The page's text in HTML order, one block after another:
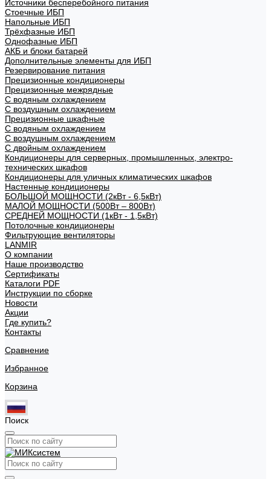
Источники бесперебойного питания
Стоечные ИБП
Напольные ИБП
Трёхфазные ИБП
Однофазные ИБП
АКБ и блоки батарей
Дополнительные элементы для ИБП
Резервирование питания
Прецизионные кондиционеры
Прецизионные межрядные
С водяным охлаждением
С воздушным охлаждением
Прецизионные шкафные
С водяным охлаждением
С воздушным охлаждением
С двойным охлаждением
Кондиционеры для серверных, промышленных, электро-
технических шкафов
Кондиционеры для уличных климатических шкафов
Настенные кондиционеры
БОЛЬШОЙ МОЩНОСТИ (2кВт - 6,5кВт)
МАЛОЙ МОЩНОСТИ (500Вт – 800Вт)
СРЕДНЕЙ МОЩНОСТИ (1кВт - 1,5кВт)
Потолочные кондиционеры
Фильтрующие вентиляторы
LANMIR
О компании
Наше производство
Сертификаты
Каталоги PDF
Инструкции по сборке
Новости
Акции
Где купить?
Контакты
Сравнение
Избранное
Корзина
Поиск